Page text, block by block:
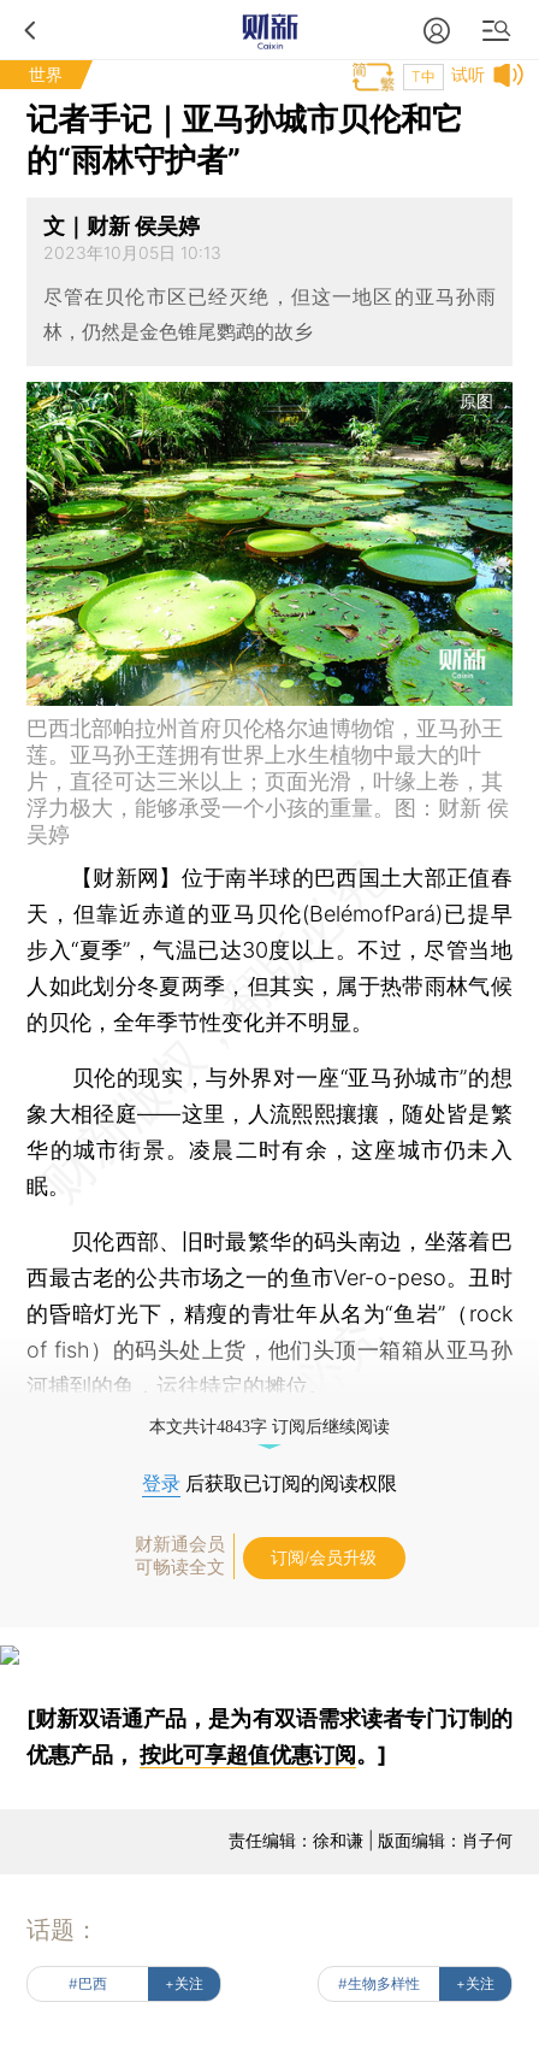
世界 试听
T中
记者手记｜亚马孙城市贝伦和它
的“雨林守护者”
文｜财新 侯吴婷
2023年10月05日 10:13
尽管在贝伦市区已经灭绝，但这一地区的亚马孙雨
林，仍然是金色锥尾鹦鹉的故乡
原图
巴西北部帕拉州首府贝伦格尔迪博物馆，亚马孙王
莲。亚马孙王莲拥有世界上水生植物中最大的叶
片，直径可达三米以上；页面光滑，叶缘上卷，其
浮力极大，能够承受一个小孩的重量。图：财新 侯
吴婷
【财新网】 位于南半球的巴西国土大部正值春
天，但靠近赤道的亚马贝伦(BelémofPará)已提早
步入“夏季”，气温已达30度以上。不过，尽管当地
人如此划分冬夏两季，但其实，属于热带雨林气候
的贝伦，全年季节性变化并不明显。
贝伦的现实，与外界对一座“亚马孙城市”的想
象大相径庭——这里，人流熙熙攘攘，随处皆是繁
华的城市街景。凌晨二时有余，这座城市仍未入
眠。
贝伦西部、旧时最繁华的码头南边，坐落着巴
西最古老的公共市场之一的鱼市Ver-o-peso。丑时
的昏暗灯光下，精瘦的青壮年从名为“鱼岩”（rock
of fish）的码头处上货，他们头顶一箱箱从亚马孙
河捕到的鱼，运往特定的摊位。
本文共计4843字 订阅后继续阅读
登录 后获取已订阅的阅读权限
财新通会员
可畅读全文
订阅/会员升级
[财新双语通产品，是为有双语需求读者专门订制的
优惠产品，按此可享超值优惠订阅。]
责任编辑：徐和谦 | 版面编辑：肖子何
话题：
#巴西 +关注 #生物多样性 +关注